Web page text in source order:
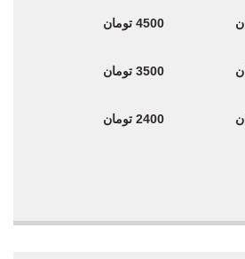
4500 تومان
3500 تومان
2400 تومان